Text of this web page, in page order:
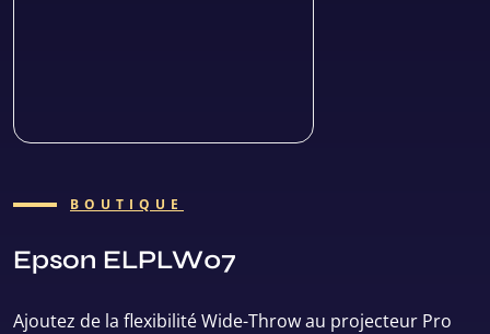
BOUTIQUE
Epson ELPLW07
Ajoutez de la flexibilité Wide-Throw au projecteur Pro